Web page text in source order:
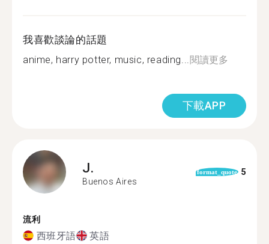
我喜歡談論的話題
anime, harry potter, music, reading...閱讀更多
下載APP
J.
Buenos Aires
format_quote 5
流利
西班牙語 英語